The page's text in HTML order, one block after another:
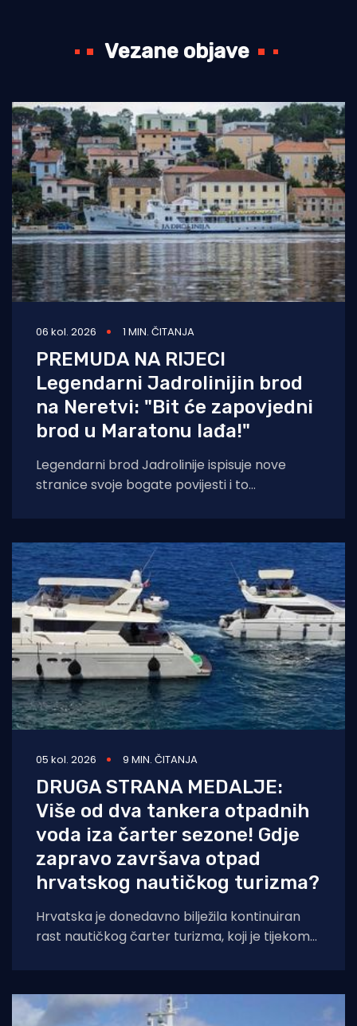
Vezane objave
06 kol. 2026 1 MIN. ČITANJA
PREMUDA NA RIJECI
Legendarni Jadrolinijin brod
na Neretvi: "Bit će zapovjedni
brod u Maratonu lađa!"
Legendarni brod Jadrolinije ispisuje nove
stranice svoje bogate povijesti i to
05 kol. 2026 9 MIN. ČITANJA
DRUGA STRANA MEDALJE:
Više od dva tankera otpadnih
voda iza čarter sezone! Gdje
zapravo završava otpad
hrvatskog nautičkog turizma?
Hrvatska je donedavno bilježila kontinuiran
rast nautičkog čarter turizma, koji je tijekom